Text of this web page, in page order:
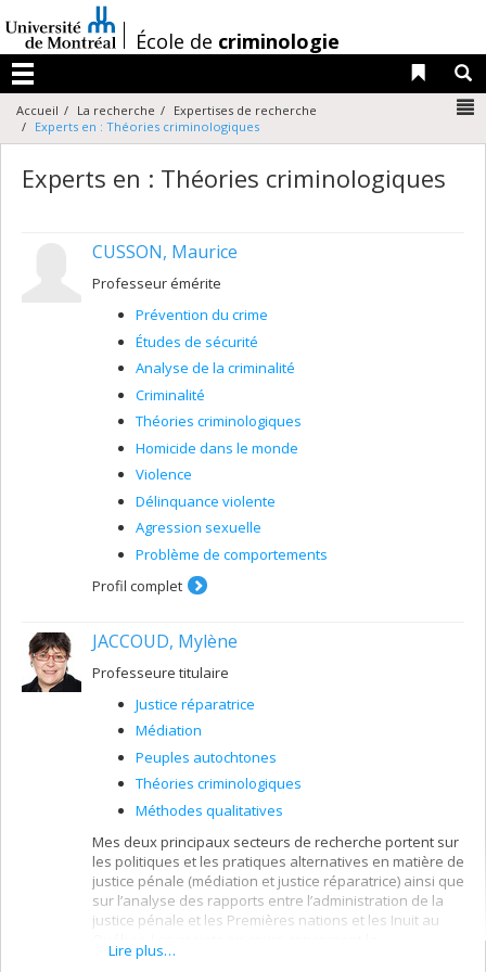
au
contenu
/École de criminologie
Menu
Liens
Accueil La recherche
Expertises de recherche
Experts en : Théories criminologiques
Experts en : Théories criminologiques
CUSSON, Maurice
Professeur émérite
Prévention du crime
Études de sécurité
Analyse de la criminalité
Criminalité
Théories criminologiques
Homicide dans le monde
Violence
Délinquance violente
Agression sexuelle
Problème de comportements
Profil complet
JACCOUD, Mylène
Professeure titulaire
Justice réparatrice
Médiation
Peuples autochtones
Théories criminologiques
Méthodes qualitatives
Mes deux principaux secteurs de recherche portent sur
les politiques et les pratiques alternatives en matière de
justice pénale (médiation et justice réparatrice) ainsi que
sur l’analyse des rapports entre l’administration de la
justice pénale et les Premières nations et les Inuit au
gouvernance des Premières nations & des Inuit dans le
Lire plus…